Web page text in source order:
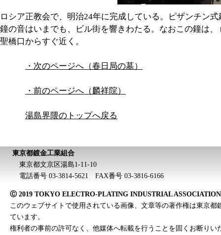
ロシア正教会で、明治24年に完成している。ピザンチン
鐘の音はいまでも、ビル街を響きわたる。なおこの鐘は
聖橋口からすぐ近く。
・次のページへ（春日局の墓）
・前のページへ（麟祥院）
湯島界隈のトップへ戻る
東京都鍍金工業組合
東京都文京区湯島1-11-10
電話番号 03-3814-5621 FAX番号 03-3816-6166
Ⓒ 2019 TOKYO ELECTRO-PLATING INDUSTRIAL ASSOCIATION
このウェブサイトで使用されている画像、文章等の著作権は東京都
ています。
権利者の事前の許可なく、他媒体へ転載を行うことを固くお断りい